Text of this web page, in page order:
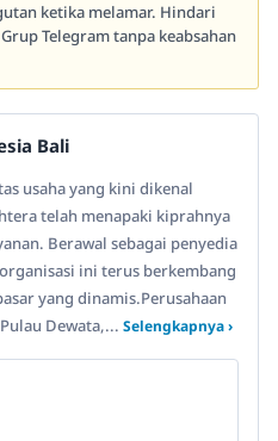
ketika melamar. Hindari
Telegram tanpa keabsahan
Bali
usaha yang kini dikenal
telah menapaki kiprahnya
Berawal sebagai penyedia
ini terus berkembang
yang dinamis.Perusahaan
Dewata,... Selengkapnya ›